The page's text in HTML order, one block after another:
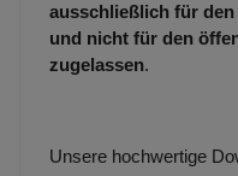
ausschließlich für
und nicht für den
zugelassen.
Unsere hochwertige